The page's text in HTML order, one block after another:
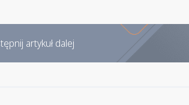
artykuł dalej